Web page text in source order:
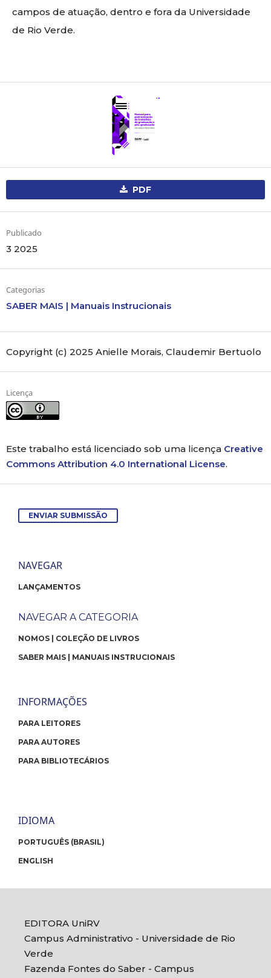
campos de atuação, dentro e fora da Universidade
de Rio Verde.
PDF
Publicado
3 2025
Categorias
SABER MAIS | Manuais Instrucionais
Copyright (c) 2025 Anielle Morais, Claudemir Bertuolo
Licença
Este trabalho está licenciado sob uma licença Creative
Commons Attribution 4.0 International License.
ENVIAR SUBMISSÃO
NAVEGAR
LANÇAMENTOS
NAVEGAR A CATEGORIA
NOMOS | COLEÇÃO DE LIVROS
SABER MAIS | MANUAIS INSTRUCIONAIS
INFORMAÇÕES
PARA LEITORES
PARA AUTORES
PARA BIBLIOTECÁRIOS
IDIOMA
PORTUGUÊS (BRASIL)
ENGLISH
EDITORA UniRV
Campus Administrativo - Universidade de Rio
Verde
Fazenda Fontes do Saber - Campus